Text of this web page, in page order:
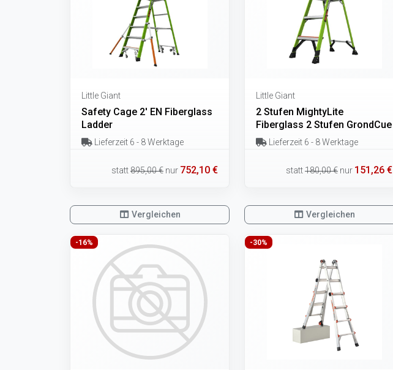
Little Giant
Safety Cage 2' EN Fiberglass
Ladder
Lieferzeit 6 - 8 Werktage
statt895,00 € nur 752,10 €
Vergleichen
Little Giant
2 Stufen MightyLite
Fiberglass 2 Stufen GrondCue
Lieferzeit 6 - 8 Werktage
statt180,00 € nur 151,26 €
Vergleichen
-16% -30%